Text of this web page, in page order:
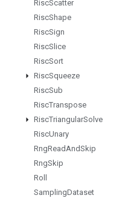
RiscScatter
RiscShape
RiscSign
RiscSlice
RiscSort
RiscSqueeze
RiscSub
RiscTranspose
RiscTriangularSolve
RiscUnary
RngReadAndSkip
RngSkip
Roll
SamplingDataset